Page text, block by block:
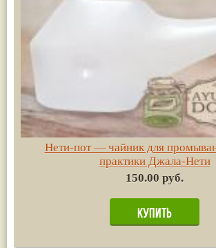
Нети-пот — чайник для
практики Джала-Нети
150.00 руб.